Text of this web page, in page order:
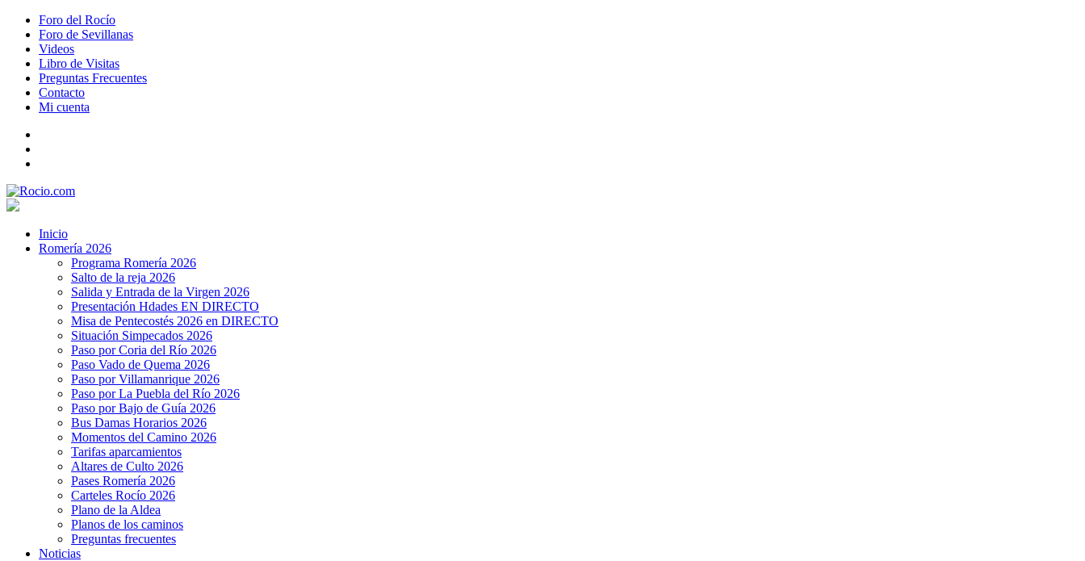
Foro del Rocío
Foro de Sevillanas
Videos
Libro de Visitas
Preguntas Frecuentes
Contacto
Mi cuenta
Inicio
Romería 2026
Programa Romería 2026
Salto de la reja 2026
Salida y Entrada de la Virgen 2026
Presentación Hdades EN DIRECTO
Misa de Pentecostés 2026 en DIRECTO
Situación Simpecados 2026
Paso por Coria del Río 2026
Paso Vado de Quema 2026
Paso por Villamanrique 2026
Paso por La Puebla del Río 2026
Paso por Bajo de Guía 2026
Bus Damas Horarios 2026
Momentos del Camino 2026
Tarifas aparcamientos
Altares de Culto 2026
Pases Romería 2026
Carteles Rocío 2026
Plano de la Aldea
Planos de los caminos
Preguntas frecuentes
Noticias